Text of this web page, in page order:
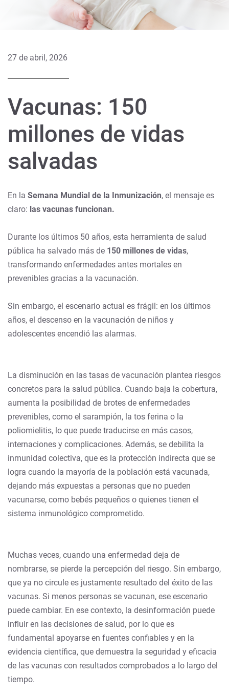
27 de abril, 2026
Vacunas: 150
millones de vidas
salvadas
En la Semana Mundial de la Inmunización, el mensaje es
claro: las vacunas funcionan.
Durante los últimos 50 años, esta herramienta de salud
pública ha salvado más de 150 millones de vidas,
transformando enfermedades antes mortales en
prevenibles gracias a la vacunación.
Sin embargo, el escenario actual es frágil: en los últimos
años, el descenso en la vacunación de niños y
adolescentes encendió las alarmas.
La disminución en las tasas de vacunación plantea riesgos
concretos para la salud pública. Cuando baja la cobertura,
aumenta la posibilidad de brotes de enfermedades
prevenibles, como el sarampión, la tos ferina o la
poliomielitis, lo que puede traducirse en más casos,
internaciones y complicaciones. Además, se debilita la
inmunidad colectiva, que es la protección indirecta que se
logra cuando la mayoría de la población está vacunada,
dejando más expuestas a personas que no pueden
vacunarse, como bebés pequeños o quienes tienen el
sistema inmunológico comprometido.
Muchas veces, cuando una enfermedad deja de
nombrarse, se pierde la percepción del riesgo. Sin embargo,
que ya no circule es justamente resultado del éxito de las
vacunas. Si menos personas se vacunan, ese escenario
puede cambiar. En ese contexto, la desinformación puede
influir en las decisiones de salud, por lo que es
fundamental apoyarse en fuentes confiables y en la
evidencia científica, que demuestra la seguridad y eficacia
de las vacunas con resultados comprobados a lo largo del
tiempo.